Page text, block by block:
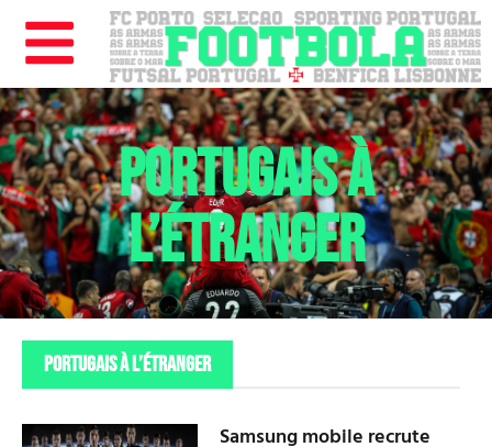
PORTUGAIS À
L’ÉTRANGER
PORTUGAIS À L’ÉTRANGER
Samsung mobile recrute